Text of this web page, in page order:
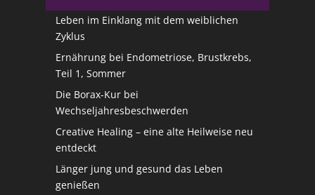
Leben im Einklang mit dem weiblichen
Zyklus
Ernährung bei Endometriose, Brustkrebs,
Teil 1, Sommer
Die Borax-Kur bei
Wechseljahresbeschwerden
Creative Healing – eine alte Heilweise neu
entdeckt
Länger jung und gesund das Leben
genießen